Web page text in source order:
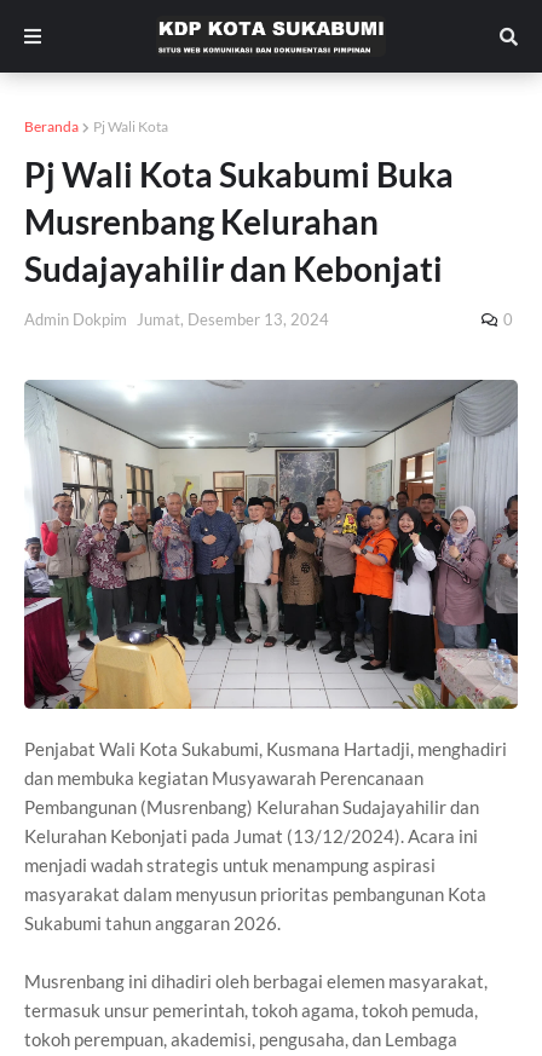
Beranda Pj Wali Kota
Pj Wali Kota Sukabumi Buka
Musrenbang Kelurahan
Sudajayahilir dan Kebonjati
Admin Dokpim Jumat, Desember 13, 2024 0
Penjabat Wali Kota Sukabumi, Kusmana Hartadji, menghadiri
dan membuka kegiatan Musyawarah Perencanaan
Pembangunan (Musrenbang) Kelurahan Sudajayahilir dan
Kelurahan Kebonjati pada Jumat (13/12/2024). Acara ini
menjadi wadah strategis untuk menampung aspirasi
masyarakat dalam menyusun prioritas pembangunan Kota
Sukabumi tahun anggaran 2026.
Musrenbang ini dihadiri oleh berbagai elemen masyarakat,
termasuk unsur pemerintah, tokoh agama, tokoh pemuda,
tokoh perempuan, akademisi, pengusaha, dan Lembaga